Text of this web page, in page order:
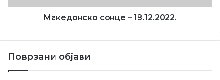
успееме да ги оствариме и оние активности кои не
состав на Советот, ќе даде една нова сила за
спроведување на многу нови проекти – истакна
Величковски.
Македонско сонце – 18.12.2022.
Поврзани објави